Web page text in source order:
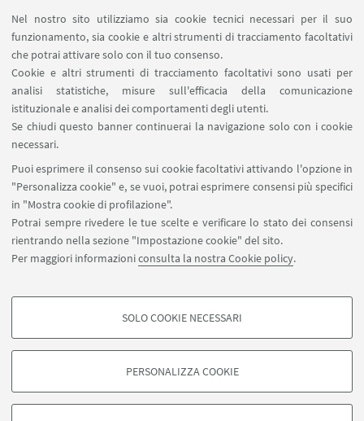
Nel nostro sito utilizziamo sia cookie tecnici necessari per il suo
funzionamento, sia cookie e altri strumenti di tracciamento facoltativi
che potrai attivare solo con il tuo consenso.
Cookie e altri strumenti di tracciamento facoltativi sono usati per
analisi statistiche, misure sull'efficacia della comunicazione
istituzionale e analisi dei comportamenti degli utenti.
Se chiudi questo banner continuerai la navigazione solo con i cookie
necessari.
Puoi esprimere il consenso sui cookie facoltativi attivando l'opzione in
"Personalizza cookie" e, se vuoi, potrai esprimere consensi più specifici
in "Mostra cookie di profilazione".
Potrai sempre rivedere le tue scelte e verificare lo stato dei consensi
rientrando nella sezione "Impostazione cookie" del sito.
Per maggiori informazioniconsulta la nostra Cookie policy.
COOKIE DI PROFILAZIONE - FACOLTATIVI
degli utenti, creare profili in base al loro comportamento sul sito, per analisi
di marketing.
SOLO COOKIE NECESSARI
PERSONALIZZA COOKIE
Area riservata
Carta dei servizi
SEGUI IL DIPARTIMENTO SU:
SEGUI UNIBO SU:
APP:
©Copyright 2026 - ALMA MATER STUDIORUM - Università di
Bologna - Via Zamboni, 33 - 40126 Bologna - PI: 01131710376 - CF:
80007010376
Privacy
Note legali
Informazioni sul sito e accessibilità